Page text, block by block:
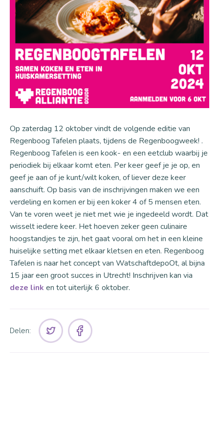
Op zaterdag 12 oktober vindt de volgende editie van
Regenboog Tafelen plaats, tijdens de Regenboogweek! .
Regenboog Tafelen is een kook- en een eetclub waarbij je
periodiek bij elkaar komt eten. Per keer geef je je op, en
geef je aan of je kunt/wilt koken, of liever deze keer
aanschuift. Op basis van de inschrijvingen maken we een
verdeling en komen er bij een koker 4 of 5 mensen eten.
Van te voren weet je niet met wie je ingedeeld wordt. Dat
wisselt iedere keer. Het hoeven zeker geen culinaire
hoogstandjes te zijn, het gaat vooral om het in een kleine
huiselijke setting met elkaar kletsen en eten. Regenboog
Tafelen is naar het concept van WatschaftdepoOt, al bijna
15 jaar een groot succes in Utrecht! Inschrijven kan via
deze link en tot uiterlijk 6 oktober.
Delen: